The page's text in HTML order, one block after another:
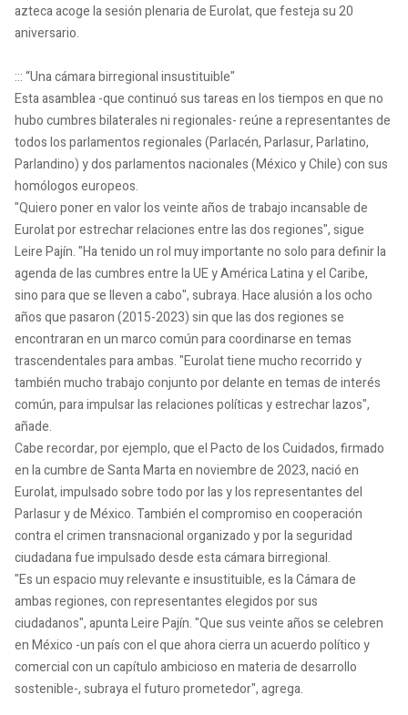
azteca acoge la sesión plenaria de Eurolat, que festeja su 20
aniversario.
::: “Una cámara birregional insustituible"
Esta asamblea -que continuó sus tareas en los tiempos en que no
hubo cumbres bilaterales ni regionales- reúne a representantes de
todos los parlamentos regionales (Parlacén, Parlasur, Parlatino,
Parlandino) y dos parlamentos nacionales (México y Chile) con sus
homólogos europeos.
"Quiero poner en valor los veinte años de trabajo incansable de
Eurolat por estrechar relaciones entre las dos regiones", sigue
Leire Pajín. "Ha tenido un rol muy importante no solo para definir la
agenda de las cumbres entre la UE y América Latina y el Caribe,
sino para que se lleven a cabo", subraya. Hace alusión a los ocho
años que pasaron (2015-2023) sin que las dos regiones se
encontraran en un marco común para coordinarse en temas
trascendentales para ambas. "Eurolat tiene mucho recorrido y
también mucho trabajo conjunto por delante en temas de interés
común, para impulsar las relaciones políticas y estrechar lazos",
añade.
Cabe recordar, por ejemplo, que el Pacto de los Cuidados, firmado
en la cumbre de Santa Marta en noviembre de 2023, nació en
Eurolat, impulsado sobre todo por las y los representantes del
Parlasur y de México. También el compromiso en cooperación
contra el crimen transnacional organizado y por la seguridad
ciudadana fue impulsado desde esta cámara birregional.
"Es un espacio muy relevante e insustituible, es la Cámara de
ambas regiones, con representantes elegidos por sus
ciudadanos", apunta Leire Pajín. "Que sus veinte años se celebren
en México -un país con el que ahora cierra un acuerdo político y
comercial con un capítulo ambicioso en materia de desarrollo
sostenible-, subraya el futuro prometedor", agrega.